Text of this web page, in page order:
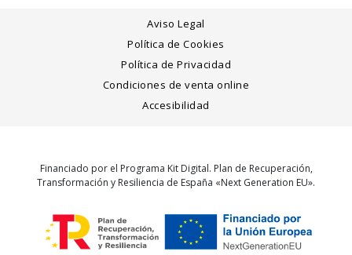
Aviso Legal
Política de Cookies
Política de Privacidad
Condiciones de venta online
Accesibilidad
Financiado por el Programa Kit Digital. Plan de Recuperación,
Transformación y Resiliencia de España «Next Generation EU».